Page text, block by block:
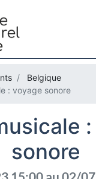
Belgique
: voyage sonore
sonore